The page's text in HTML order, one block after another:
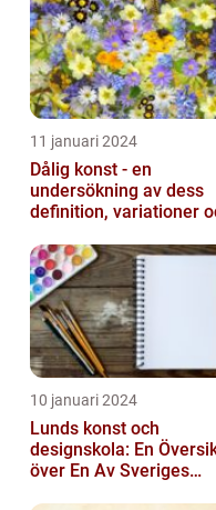
11 januari 2024
Dålig konst - en
undersökning av dess
definition, variationer
10 januari 2024
Lunds konst och
designskola: En
över En Av Sveriges